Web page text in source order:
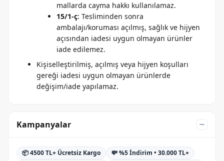
mallarda cayma hakkı kullanılamaz.
15/1-ç: Tesliminden sonra
ambalajı/koruması açılmış, sağlık ve hijyen
açısından iadesi uygun olmayan ürünler
iade edilemez.
Kişiselleştirilmiş, açılmış veya hijyen koşulları
gereği iadesi uygun olmayan ürünlerde
değişim/iade yapılamaz.
Kampanyalar
📦 4500 TL+ Ücretsiz Kargo
💸 %5 İndirim • 30.000 TL+